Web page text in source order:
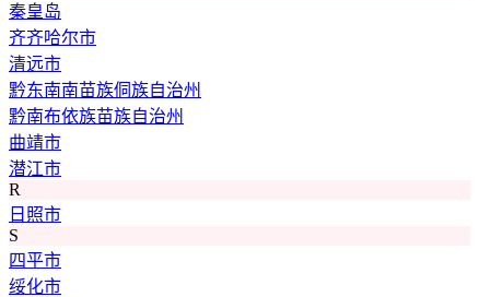
秦皇岛
齐齐哈尔市
清远市
黔东南南苗族侗族自治州
黔南布依族苗族自治州
曲靖市
潜江市
R
日照市
S
四平市
绥化市